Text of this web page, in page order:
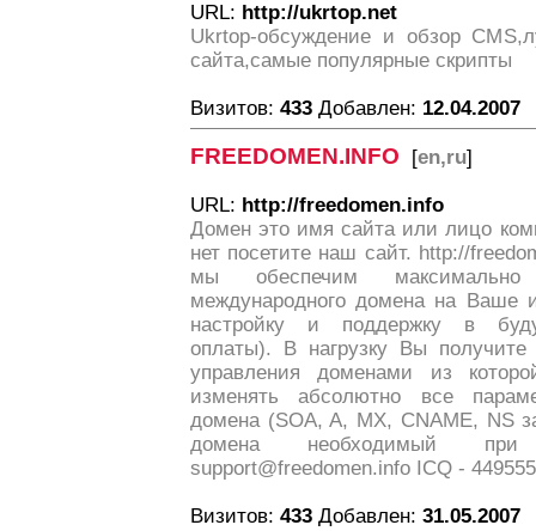
URL: http://ukrtop.net
Ukrtop-обсуждение и обзор
сайта,самые популярные скрипты
Визитов: 433 Добавлен: 12.04.2007
FREEDOMEN.INFO [en,ru]
URL: http://freedomen.info
Домен это имя сайта или лицо
нет посетите наш сайт. http://
мы обеспечим максимально
международного домена на Ваше
настройку и поддержку в
оплаты). В нагрузку Вы получите
управления доменами из
изменять абсолютно все
домена (SOA, A, MX, CNAME, NS
домена необходимый при
support@freedomen.info ICQ -
Визитов: 433 Добавлен: 31.05.2007